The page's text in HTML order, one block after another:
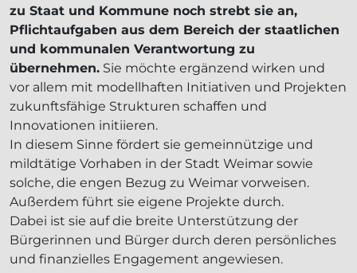
zu Staat und Kommune noch strebt sie an,
Pflichtaufgaben aus dem Bereich der staatlichen
und kommunalen Verantwortung zu
übernehmen. Sie möchte ergänzend wirken und
vor allem mit modellhaften Initiativen und Projekten
zukunftsfähige Strukturen schaffen und
Innovationen initiieren.
In diesem Sinne fördert sie gemeinnützige und
mildtätige Vorhaben in der Stadt Weimar sowie
solche, die engen Bezug zu Weimar vorweisen.
Außerdem führt sie eigene Projekte durch.
Dabei ist sie auf die breite Unterstützung der
Bürgerinnen und Bürger durch deren persönliches
und finanzielles Engagement angewiesen.